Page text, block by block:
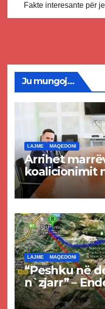
Fakte interesante për
Ju mungoj...
LAJME MAQEDONI
Arrihet
koalicionimit
Kurtit dhe
LAJME MAQEDONI
“Peshku në
n`zjarr” –
projekti i